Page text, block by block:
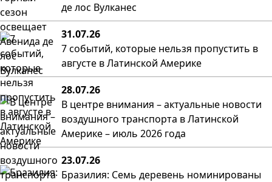
де лос Вулканес
31.07.26
7 событий, которые нельзя пропустить в
августе в Латинской Америке
28.07.26
В центре внимания – актуальные новости
воздушного транспорта в Латинской
Америке – июль 2026 года
23.07.26
Бразилия: Семь деревень номинированы